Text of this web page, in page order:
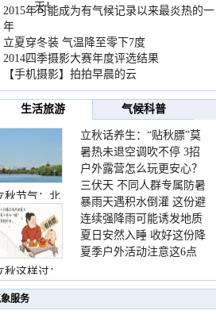
灭！
2015年可能成为有气候记录以来最炎热的一
年
立夏穿冬装 气温降至零下7度
2014四季摄影大赛年度评选结果
【手机摄影】拍拍早晨的云
生活旅游 气候科普
秋节气：北
秋这样过：
立秋话养生：“贴秋膘”莫
着急 先清暑再防燥
暑热未退空调吹不停 3招
护住肩颈不酸痛
户外露营怎么玩更安心？
这份攻略请收好
三伏天 不同人群专属防暑
要点请收好
暴雨天遇积水倒灌 这份避
险提示请收好
连续强降雨可能诱发地质
灾害 这些前兆要知道
夏日安然入睡 收好这份降
温小贴士
夏季户外活动注意这6点
服务